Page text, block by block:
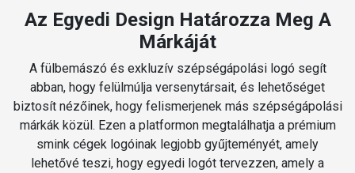
Az Egyedi Design Határozza Meg A
Márkáját
A fülbemászó és exkluzív szépségápolási logó segít
abban, hogy felülmúlja versenytársait, és lehetőséget
biztosít nézőinek, hogy felismerjenek más szépségápolási
márkák közül. Ezen a platformon megtalálhatja a prémium
smink cégek logóinak legjobb gyűjteményét, amely
lehetővé teszi, hogy egyedi logót tervezzen, amely a